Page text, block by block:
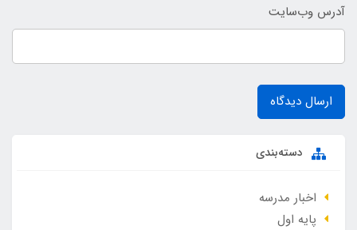
آدرس وب‌سایت
ارسال دیدگاه
دسته‌بندی
اخبار مدرسه
پایه اول